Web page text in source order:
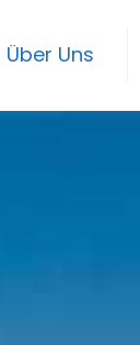
Über Uns